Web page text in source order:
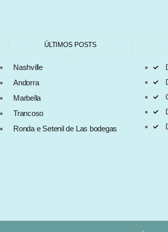
ÚLTIMOS POSTS
Nashville
Andorra
Marbella
Trancoso
Ronda e Setenil de Las bodegas